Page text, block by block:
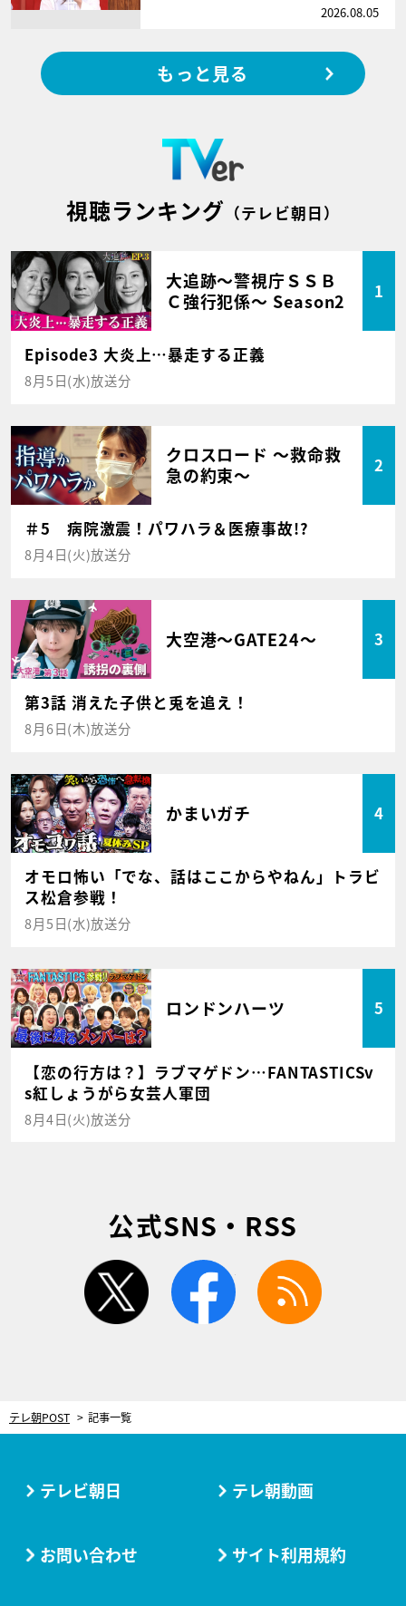
2026.08.05
もっと見る
視聴ランキング （テレビ朝日）
大追跡～警視庁ＳＳＢ
Ｃ強行犯係～ Season2
1
Episode3 大炎上…暴走する正義
8月5日(水)放送分
クロスロード ～救命救
急の約束～
2
＃5 病院激震！パワハラ＆医療事故!?
8月4日(火)放送分
大空港～GATE24～ 3
第3話 消えた子供と兎を追え！
8月6日(木)放送分
かまいガチ 4
オモロ怖い「でな、話はここからやねん」トラビ
ス松倉参戦！
8月5日(水)放送分
ロンドンハーツ 5
【恋の行方は？】ラブマゲドン…FANTASTICSv
s紅しょうがら女芸人軍団
8月4日(火)放送分
公式SNS・RSS
twitter facebook
テレ朝POST 記事一覧
テレビ朝日 テレ朝動画
お問い合わせ サイト利用規約